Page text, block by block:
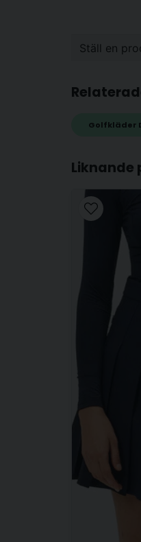
Liknande
Ställ en
Fråga
Ja, ni
Golfkläder